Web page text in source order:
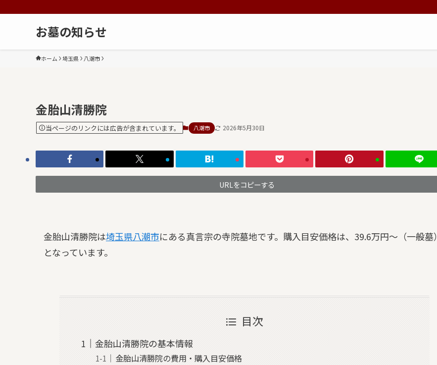
お墓の知らせ
ホーム 埼玉県 八潮市
金胎山清勝院
当ページのリンクには広告が含まれています。 八潮市 2026年5月30日
URLをコピーする
金胎山清勝院は埼玉県八潮市にある真言宗の寺院墓地です。購入目安価格は、39.6万円～（一般墓）
となっています。
目次
金胎山清勝院の基本情報
金胎山清勝院の費用・購入目安価格